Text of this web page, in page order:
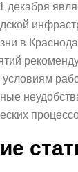
декабря
в